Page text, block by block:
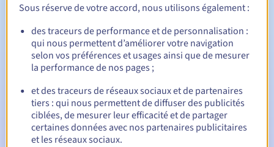
Notifications automatiques :
E-mails d'avertissement : 60, 30, 15, 7 et 3 jours avant la
date d'échéance
E-mail le jour de l'expirationpour notification de la
suspension du nom de domaine
E-mail après la période de grâce de rédemptionpour
notification de la suppression du nom de domaine
Sous réserve de votre accord, nous utilisons également :
des traceurs de performance et de personnalisation :
qui nous permettent d’améliorer votre navigation
selon vos préférences et usages ainsi que de mesurer
la performance de nos pages ;
et des traceurs de réseaux sociaux et de partenaires
tiers : qui nous permettent de diffuser des publicités
ciblées, de mesurer leur efficacité et de partager
certaines données avec nos partenaires publicitaires
et les réseaux sociaux.